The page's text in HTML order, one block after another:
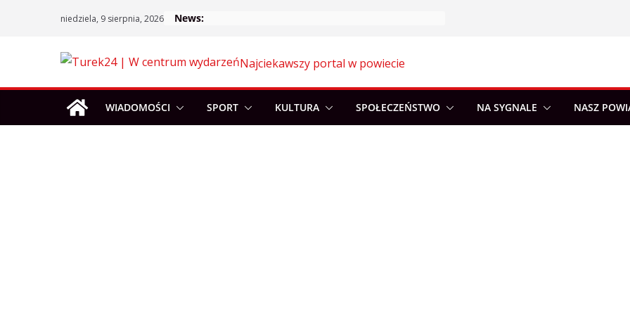
niedziela, 9 sierpnia, 2026 News:
Najciekawszy portal w powiecie
WIADOMOŚCI SPORT KULTURA SPOŁECZEŃSTWO NA SYGNALE NASZ